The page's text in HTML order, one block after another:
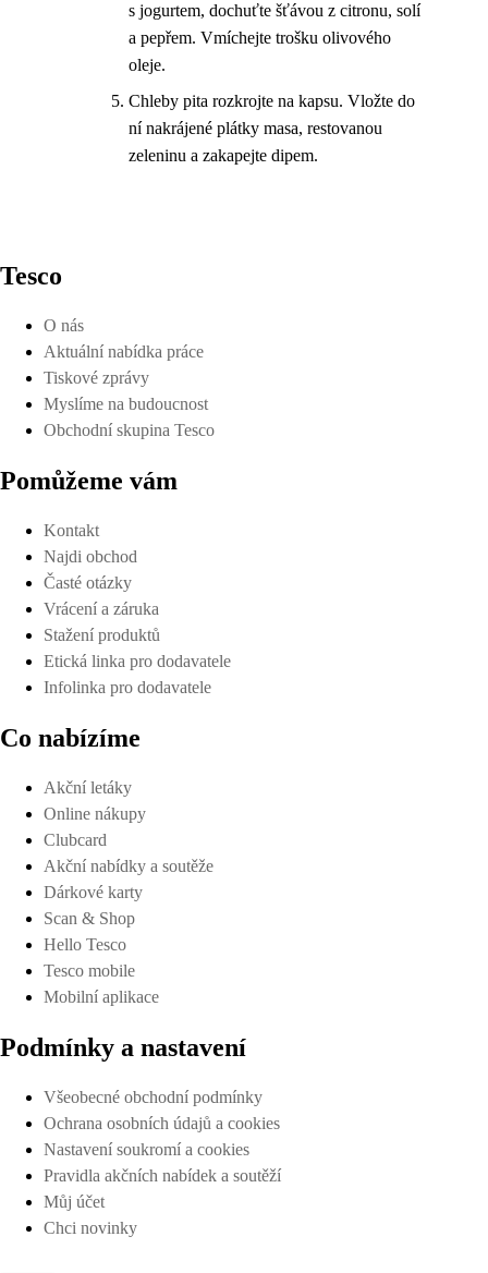
s jogurtem, dochuťte šťávou z citronu, solí
a pepřem. Vmíchejte trošku olivového
oleje.
Chleby pita rozkrojte na kapsu. Vložte do
ní nakrájené plátky masa, restovanou
zeleninu a zakapejte dipem.
Tesco
O nás
Aktuální nabídka práce
Tiskové zprávy
Myslíme na budoucnost
Obchodní skupina Tesco
Pomůžeme vám
Kontakt
Najdi obchod
Časté otázky
Vrácení a záruka
Stažení produktů
Etická linka pro dodavatele
Infolinka pro dodavatele
Co nabízíme
Akční letáky
Online nákupy
Clubcard
Akční nabídky a soutěže
Dárkové karty
Scan & Shop
Hello Tesco
Tesco mobile
Mobilní aplikace
Podmínky a nastavení
Všeobecné obchodní podmínky
Ochrana osobních údajů a cookies
Nastavení soukromí a cookies
Pravidla akčních nabídek a soutěží
Můj účet
Chci novinky